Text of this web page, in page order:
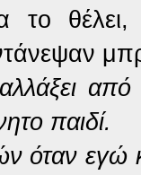
το
παιδί.
όταν εγώ